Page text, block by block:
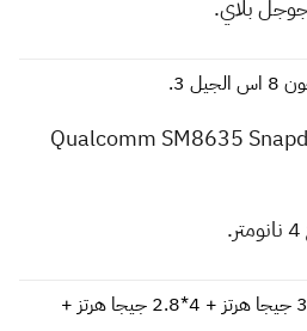
بلاي.
3.
Qualcomm SM8635
(ثماني النواة) 1*3.0 جيجا هرتز + 4*2.8 جيجا هرتز +